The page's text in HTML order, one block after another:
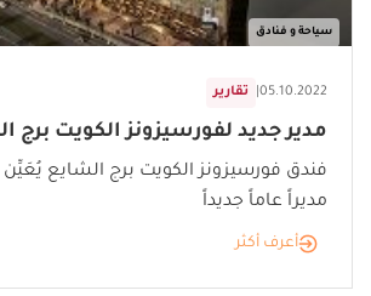
سياحة و فنادق
تقارير 05.10.2022
مدير جديد لفورسيزونز الكويت برج
فندق فورسيزونز الكويت برج الشايع يُعَيِّن
مديراً عاماً جديداً
أعرف أكثر